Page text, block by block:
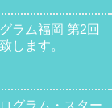
ラム福岡 第2回
します。
グラム・スター